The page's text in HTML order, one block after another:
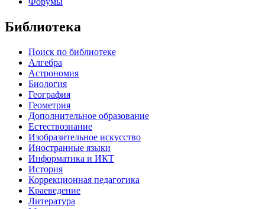
Библиотека
Поиск по библиотеке
Алгебра
Астрономия
Биология
География
Геометрия
Дополнительное образование
Естествознание
Изобразительное искусство
Иностранные языки
Информатика и ИКТ
История
Коррекционная педагогика
Краеведение
Литература